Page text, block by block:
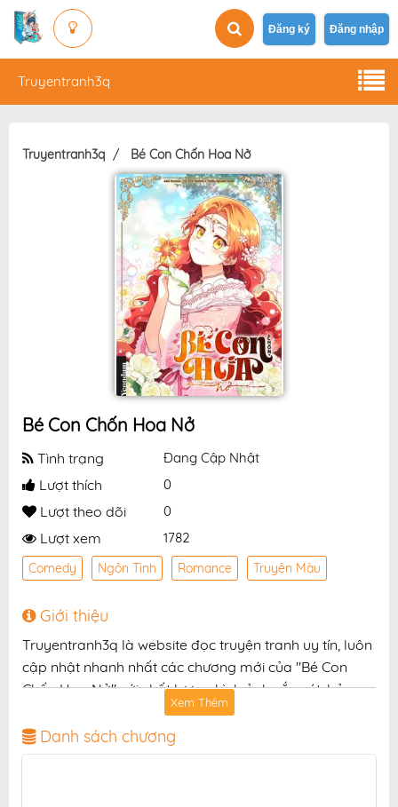
Đăng ký Đăng nhập
Truyentranh3q
Truyentranh3q Bé Con Chốn Hoa Nở
Bé Con Chốn Hoa Nở
Tình trạng Đang Cập Nhật
Lượt thích 0
Lượt theo dõi 0
Lượt xem 1782
Comedy Ngôn Tình Romance Truyện Màu
Giới thiệu
Truyentranh3q là website đọc truyện tranh uy tín, luôn
cập nhật nhanh nhất các chương mới của "Bé Con
Chốn Hoa Nở" với chất lượng hình ảnh sắc nét, bản
dịch chuẩn và giao diện thân thiện, mang đến trải
nghiệm đọc truyện hấp dẫn, tiện lợi, hoàn toàn miễn
phí cho độc giả yêu thích truyện tranh online.
Xem Thêm
Danh sách chương